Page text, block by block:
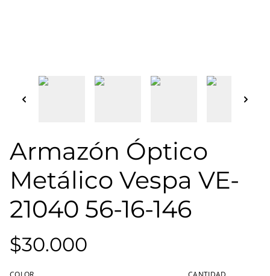
Armazón Óptico
Metálico Vespa VE-
21040 56-16-146
$30.000